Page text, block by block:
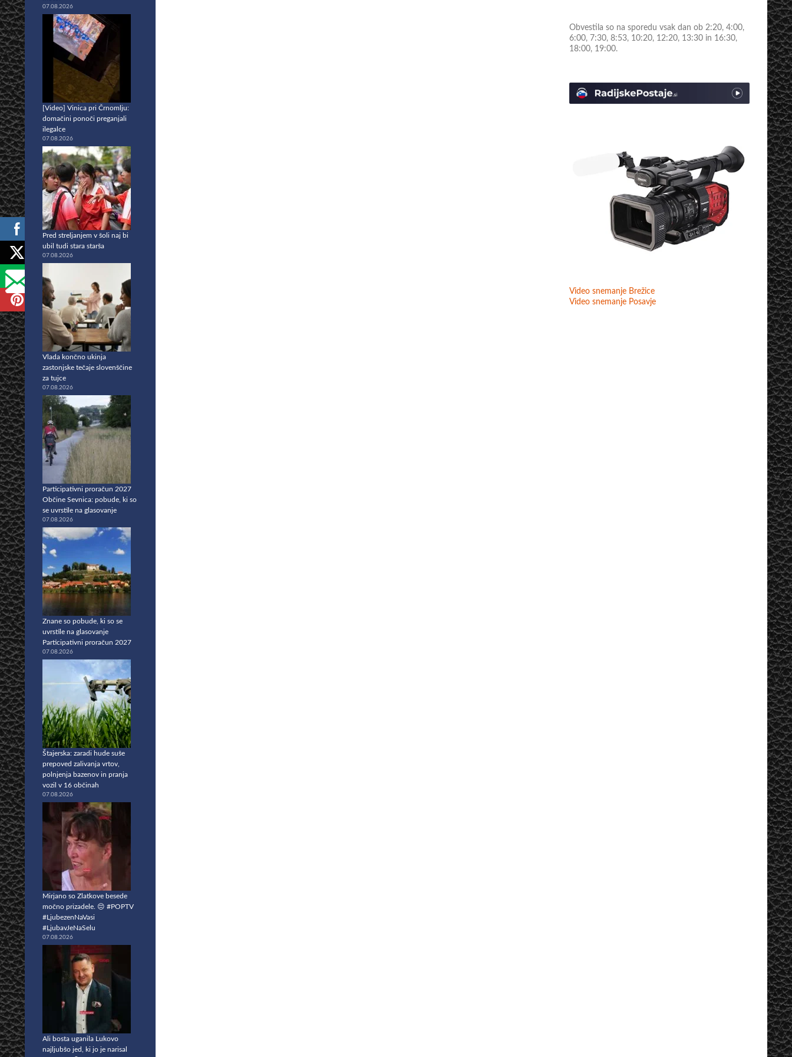
Obvestila so na sporedu vsak dan ob 2:20, 4:00,
6:00, 7:30, 8:53, 10:20, 12:20, 13:30 in 16:30,
18:00, 19:00.
Video snemanje Brežice
Video snemanje Posavje
07.08.2026
[Video] Vinica pri Črnomlju:
domačini ponoči preganjali
ilegalce
07.08.2026
Pred streljanjem v šoli naj bi
ubil tudi stara starša
07.08.2026
Vlada končno ukinja
zastonjske tečaje slovenščine
za tujce
07.08.2026
Participativni proračun 2027
Občine Sevnica: pobude, ki so
se uvrstile na glasovanje
07.08.2026
Znane so pobude, ki so se
uvrstile na glasovanje
Participativni proračun 2027
07.08.2026
Štajerska: zaradi hude suše
prepoved zalivanja vrtov,
polnjenja bazenov in pranja
vozil v 16 občinah
07.08.2026
Mirjano so Zlatkove besede
močno prizadele. 😔 #POPTV
#LjubezenNaVasi
#LjubavJeNaSelu
07.08.2026
Ali bosta uganila Lukovo
najljubšo jed, ki jo je narisal